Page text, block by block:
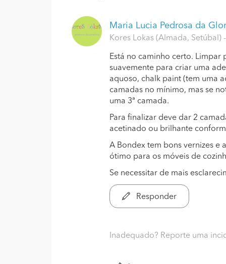
Maria Lucia Pedrosa da
Kores Lokas (Almada, Setúbal)
Está no caminho certo.
suavemente para criar uma
aquoso, chalk paint (tem uma
camadas no mínimo, mas se
uma 3ª camada.
Para finalizar deve dar 2
acetinado ou brilhante
A Bondex tem bons vernizes e
ótimo para os móveis de
Se necessitar de mais
Responder
Inadequado? Reporte uma